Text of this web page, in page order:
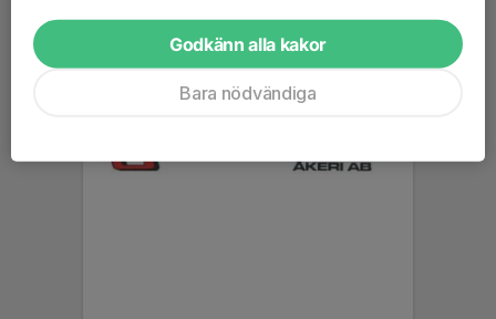
Godkänn alla kakor
Bara nödvändiga